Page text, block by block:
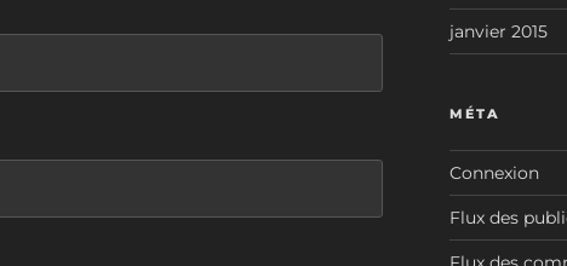
janvier 2015
MÉTA
Connexion
Flux des